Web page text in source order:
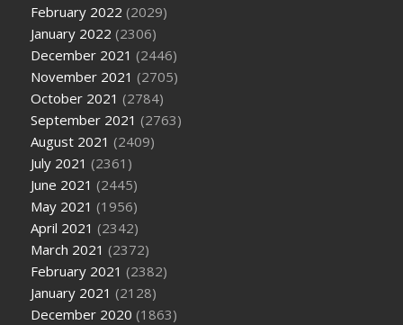
February 2022 (2029)
January 2022 (2306)
December 2021 (2446)
November 2021 (2705)
October 2021 (2784)
September 2021 (2763)
August 2021 (2409)
July 2021 (2361)
June 2021 (2445)
May 2021 (1956)
April 2021 (2342)
March 2021 (2372)
February 2021 (2382)
January 2021 (2128)
December 2020 (1863)